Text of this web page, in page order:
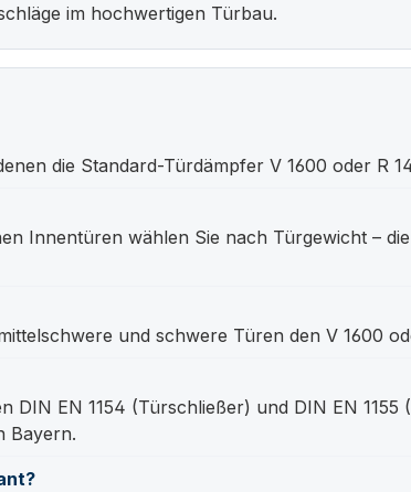
im hochwertigen Türbau.
die Standard-Türdämpfer V 1600 oder R
Innentüren wählen Sie nach Türgewicht –
und schwere Türen den V 1600
EN 1154 (Türschließer) und DIN EN
Bayern.